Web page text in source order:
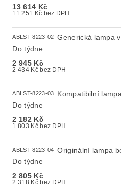
13 614 Kč
11 251 Kč bez DPH
ABLST-8223-02
Generická lampa
Do týdne
2 945 Kč
2 434 Kč bez DPH
ABLST-8223-03
Kompatibilní
Do týdne
2 182 Kč
1 803 Kč bez DPH
ABLST-8223-04
Originální lampa
Do týdne
2 805 Kč
2 318 Kč bez DPH